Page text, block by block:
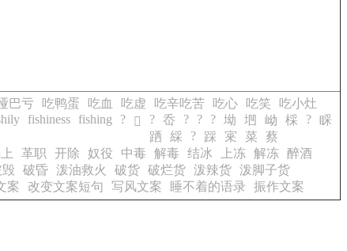
巴亏 吃鸭蛋 吃血 吃虚 吃辛吃苦 吃心 吃笑
吃小灶
fishiness fishing ? 𪁾 ? 岙 ? ? ? 坳 垇 岰 棌 ? 睬
跴
綵 ? 踩 宷 菜
蔡
革职 开除 奴役 中毒 解毒 结冰 上冻 解冻 醉酒
毁 破昏 泼油救火 破货 破烂货 泼辣货 泼脚子货
案 改变文案短句 写风文案 睡不着的语录 振作文案